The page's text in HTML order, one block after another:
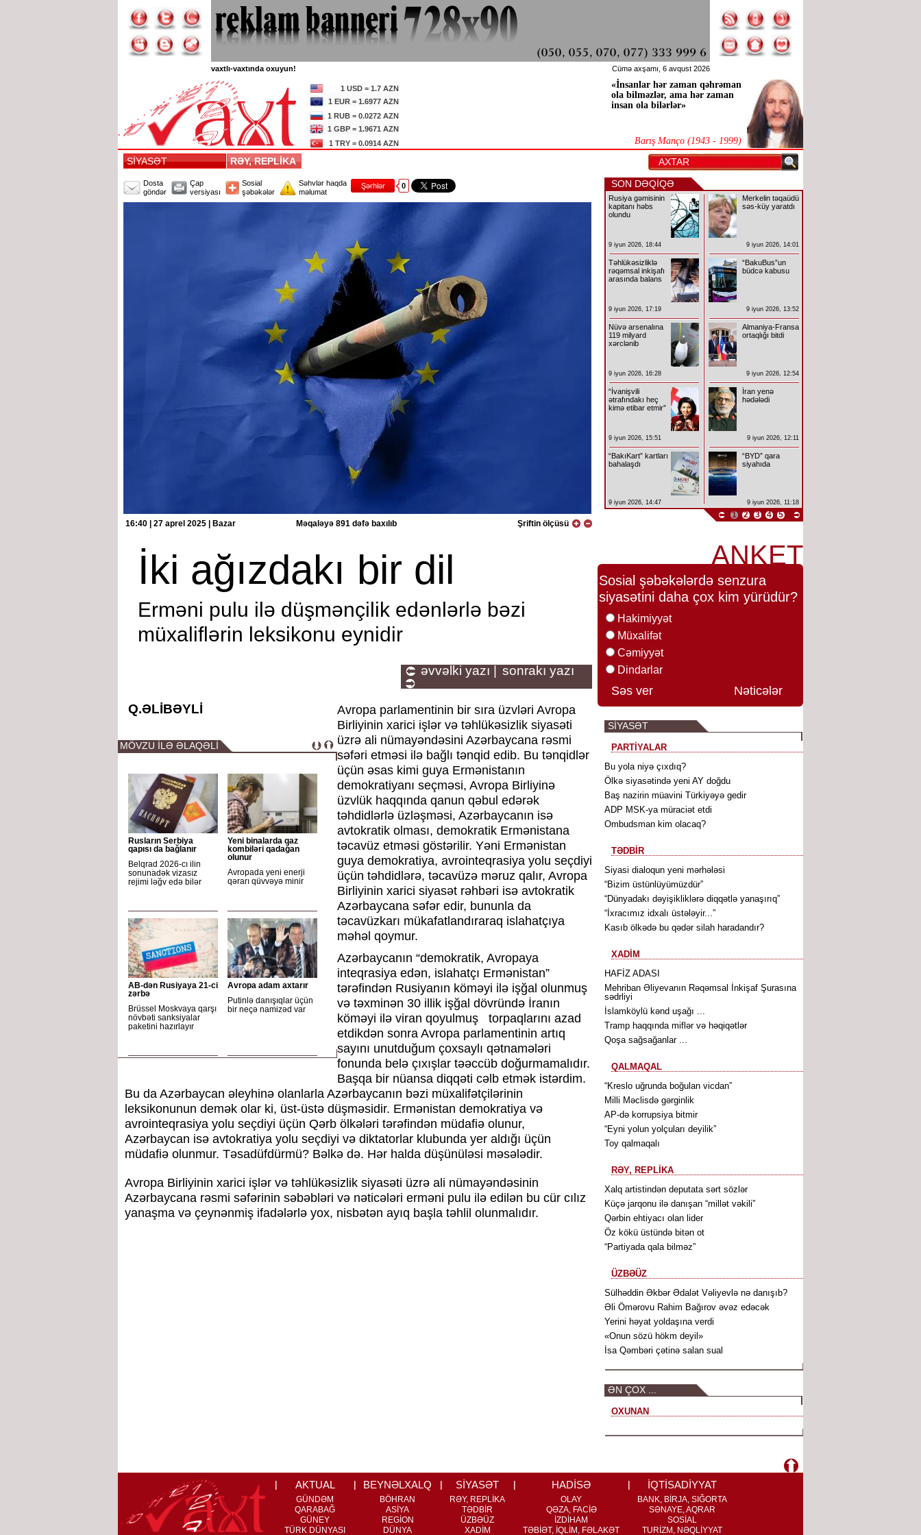
vaxtlı-vaxtında oxuyun! Cümə axşamı, 6 avqust 2026
1 USD = 1.7 AZN
1 EUR = 1.6977 AZN
1 RUB = 0.0272 AZN
1 GBP = 1.9671 AZN
1 TRY = 0.0914 AZN
«İnsanlar hər zaman qəhrəman
ola bilməzlər, ama hər zaman
insan ola bilərlər»
Barış Manço (1943 - 1999)
SİYASƏT RƏY, REPLİKA
Dosta
göndər
Çap
versiyası
Sosial
şəbəkələr
Səhvlər haqda
məlumat
Şərhlər 0
16:40 | 27 aprel 2025 | Bazar Məqaləyə 891 dəfə baxılıb Şriftin ölçüsü
İki ağızdakı bir dil
Erməni pulu ilə düşmənçilik edənlərlə bəzi
müxaliflərin leksikonu eynidir
əvvəlki yazı | sonrakı yazı
Q.ƏLİBƏYLİ
MÖVZU İLƏ ƏLAQƏLİ
Rusların Serbiya
qapısı da bağlanır
Belqrad 2026-cı ilin
sonunadək vizasız
rejimi ləğv edə bilər
Yeni binalarda qaz
kombiləri qadağan
olunur
Avropada yeni enerji
qərarı qüvvəyə minir
AB-dən Rusiyaya 21-ci
zərbə
Brüssel Moskvaya qarşı
növbəti sanksiyalar
paketini hazırlayır
Avropa adam axtarır
Putinlə danışıqlar üçün
bir neçə namizəd var
Avropa parlamentinin bir sıra üzvləri Avropa
Birliyinin xarici işlər və təhlükəsizlik siyasəti
üzrə ali nümayəndəsini Azərbaycana rəsmi
səfəri etməsi ilə bağlı tənqid edib. Bu tənqidlər
üçün əsas kimi guya Ermənistanın
demokratiyanı seçməsi, Avropa Birliyinə
üzvlük haqqında qanun qəbul edərək
təhdidlərlə üzləşməsi, Azərbaycanın isə
avtokratik olması, demokratik Ermənistana
təcavüz etməsi göstərilir. Yəni Ermənistan
guya demokratiya, avrointeqrasiya yolu seçdiyi
üçün təhdidlərə, təcavüzə məruz qalır, Avropa
Birliyinin xarici siyasət rəhbəri isə avtokratik
Azərbaycana səfər edir, bununla da
təcavüzkarı mükafatlandıraraq islahatçıya
məhəl qoymur.
Azərbaycanın “demokratik, Avropaya
inteqrasiya edən, islahatçı Ermənistan”
tərəfindən Rusiyanın köməyi ilə işğal olunmuş
və təxminən 30 illik işğal dövründə İranın
köməyi ilə viran qoyulmuş torpaqlarını azad
etdikdən sonra Avropa parlamentinin artıq
sayını unutduğum çoxsaylı qətnamələri
fonunda belə çıxışlar təəccüb doğurmamalıdır.
Başqa bir nüansa diqqəti cəlb etmək istərdim.
Bu da Azərbaycan əleyhinə olanlarla Azərbaycanın bəzi müxalifətçilərinin
leksikonunun demək olar ki, üst-üstə düşməsidir. Ermənistan demokratiya və
avrointeqrasiya yolu seçdiyi üçün Qərb ölkələri tərəfindən müdafiə olunur,
Azərbaycan isə avtokratiya yolu seçdiyi və diktatorlar klubunda yer aldığı üçün
müdafiə olunmur. Təsadüfdürmü? Bəlkə də. Hər halda düşünüləsi məsələdir.
Avropa Birliyinin xarici işlər və təhlükəsizlik siyasəti üzrə ali nümayəndəsinin
Azərbaycana rəsmi səfərinin səbəbləri və nəticələri erməni pulu ilə edilən bu cür cılız
yanaşma və çeynənmiş ifadələrlə yox, nisbətən ayıq başla təhlil olunmalıdır.
SON DƏQİQƏ
Rusiya gəmisinin
kapitanı həbs
olundu
9 iyun 2026, 18:44
Təhlükəsizliklə
rəqəmsal inkişafı
arasında balans
9 iyun 2026, 17:19
Nüvə arsenalına
119 milyard
xərclənib
9 iyun 2026, 16:28
“İvanişvili
ətrafındakı heç
kimə etibar etmir”
9 iyun 2026, 15:51
“BakıKart” kartları
bahalaşdı
9 iyun 2026, 14:47
Merkelin təqaüdü
səs-küy yaratdı
9 iyun 2026, 14:01
“BakuBus”un
büdcə kabusu
9 iyun 2026, 13:52
Almaniya-Fransa
ortaqlığı bitdi
9 iyun 2026, 12:54
İran yenə
hədələdi
9 iyun 2026, 12:11
“BYD” qara
siyahıda
9 iyun 2026, 11:18
1 2 3 4 5
ANKET
Sosial şəbəkələrdə senzura
siyasətini daha çox kim yürüdür?
Hakimiyyət
Müxalifət
Cəmiyyət
Dindarlar
Səs ver Nəticələr
SİYASƏT
PARTİYALAR
Bu yola niyə çıxdıq?
Ölkə siyasətində yeni AY doğdu
Baş nazirin müavini Türkiyəyə gedir
ADP MSK-ya müraciət etdi
Ombudsman kim olacaq?
TƏDBİR
Siyasi dialoqun yeni mərhələsi
“Bizim üstünlüyümüzdür”
“Dünyadakı dəyişikliklərə diqqətlə yanaşırıq”
“İxracımız idxalı üstələyir...”
Kasıb ölkədə bu qədər silah haradandır?
XADİM
HAFİZ ADASI
Mehriban Əliyevanın Rəqəmsal İnkişaf Şurasına
sədrliyi
İslamköylü kənd uşağı ...
Tramp haqqında miflər və həqiqətlər
Qoşa sağsağanlar ...
QALMAQAL
“Kreslo uğrunda boğulan vicdan”
Milli Məclisdə gərginlik
AP-də korrupsiya bitmir
“Eyni yolun yolçuları deyilik”
Toy qalmaqalı
RƏY, REPLİKA
Xalq artistindən deputata sərt sözlər
Küçə jarqonu ilə danışan “millət vəkili”
Qərbin ehtiyacı olan lider
Öz kökü üstündə bitən ot
“Partiyada qala bilməz”
ÜZBƏÜZ
Sülhəddin Əkbər Ədalət Vəliyevlə nə danışıb?
Əli Ömərovu Rahim Bağırov əvəz edəcək
Yerini həyat yoldaşına verdi
«Onun sözü hökm deyil»
İsa Qəmbəri çətinə salan sual
ƏN ÇOX ...
OXUNAN
AKTUAL
GÜNDƏM
QARABAĞ
GÜNEY
TÜRK DÜNYASI
BEYNƏLXALQ
BÖHRAN
ASİYA
REGİON
DÜNYA
SİYASƏT
RƏY, REPLİKA
TƏDBİR
ÜZBƏÜZ
XADİM
HADİSƏ
OLAY
QƏZA, FACİƏ
İZDİHAM
TƏBİƏT, İQLİM, FƏLAKƏT
İQTİSADİYYAT
BANK, BİRJA, SIĞORTA
SƏNAYE, AQRAR
SOSİAL
TURİZM, NƏQLİYYAT